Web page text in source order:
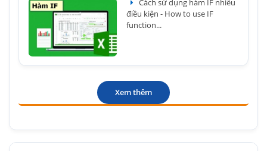
Cách sử dụng hàm IF nhiều
điều kiện - How to use IF
function...
Xem thêm